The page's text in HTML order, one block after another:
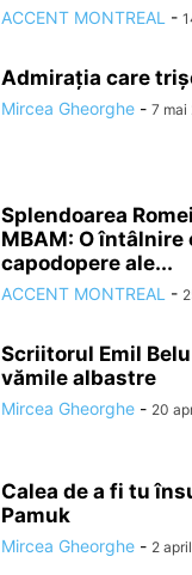
ACCENT MONTREAL -
Admirația care
Mircea Gheorghe - 7 mai
Splendoarea
MBAM: O întâlnire
capodopere ale...
ACCENT MONTREAL -
Scriitorul Emil
vămile albastre
Mircea Gheorghe - 20
Calea de a fi tu
Pamuk
Mircea Gheorghe - 2